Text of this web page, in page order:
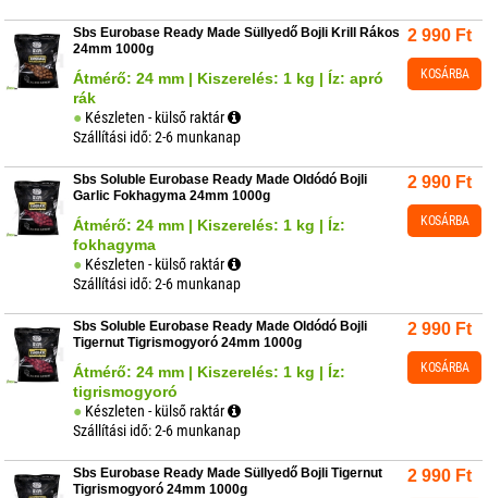
Sbs Eurobase Ready Made Süllyedő Bojli Krill Rákos
24mm 1000g
Átmérő: 24 mm | Kiszerelés: 1 kg | Íz: apró
rák
Készleten - külső raktár
Szállítási idő: 2-6 munkanap
2 990 Ft
KOSÁRBA
Sbs Soluble Eurobase Ready Made Oldódó Bojli
Garlic Fokhagyma 24mm 1000g
Átmérő: 24 mm | Kiszerelés: 1 kg | Íz:
fokhagyma
Készleten - külső raktár
Szállítási idő: 2-6 munkanap
2 990 Ft
KOSÁRBA
Sbs Soluble Eurobase Ready Made Oldódó Bojli
Tigernut Tigrismogyoró 24mm 1000g
Átmérő: 24 mm | Kiszerelés: 1 kg | Íz:
tigrismogyoró
Készleten - külső raktár
Szállítási idő: 2-6 munkanap
2 990 Ft
KOSÁRBA
Sbs Eurobase Ready Made Süllyedő Bojli Tigernut
Tigrismogyoró 24mm 1000g
2 990 Ft